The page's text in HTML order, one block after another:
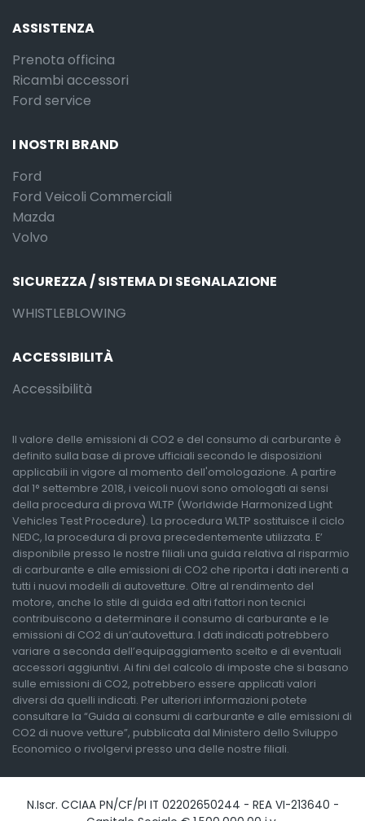
ASSISTENZA
Prenota officina
Ricambi accessori
Ford service
I NOSTRI BRAND
Ford
Ford Veicoli Commerciali
Mazda
Volvo
SICUREZZA / SISTEMA DI SEGNALAZIONE
WHISTLEBLOWING
ACCESSIBILITÀ
Accessibilità
Il valore delle emissioni di CO2 e del consumo di carburante è
definito sulla base di prove ufficiali secondo le disposizioni
applicabili in vigore al momento dell'omologazione. A partire
dal 1° settembre 2018, i veicoli nuovi sono omologati ai sensi
della procedura di prova WLTP (Worldwide Harmonized Light
Vehicles Test Procedure). La procedura WLTP sostituisce il ciclo
NEDC, la procedura di prova precedentemente utilizzata. E’
disponibile presso le nostre filiali una guida relativa al risparmio
di carburante e alle emissioni di CO2 che riporta i dati inerenti a
tutti i nuovi modelli di autovetture. Oltre al rendimento del
motore, anche lo stile di guida ed altri fattori non tecnici
contribuiscono a determinare il consumo di carburante e le
emissioni di CO2 di un’autovettura. I dati indicati potrebbero
variare a seconda dell’equipaggiamento scelto e di eventuali
accessori aggiuntivi. Ai fini del calcolo di imposte che si basano
sulle emissioni di CO2, potrebbero essere applicati valori
diversi da quelli indicati. Per ulteriori informazioni potete
consultare la “Guida ai consumi di carburante e alle emissioni di
CO2 di nuove vetture”, pubblicata dal Ministero dello Sviluppo
Economico o rivolgervi presso una delle nostre filiali.
N.Iscr. CCIAA PN/CF/PI IT 02202650244 - REA VI-213640 -